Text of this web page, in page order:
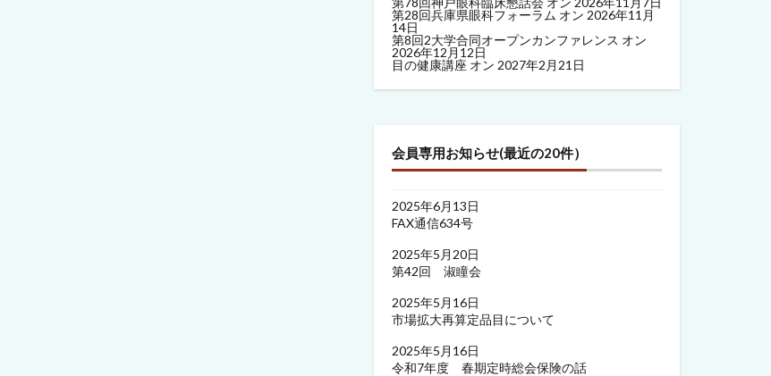
第28回兵庫県眼科フォーラム オン 2026年11月
14日
第8回2大学合同オープンカンファレンス オン
2026年12月12日
目の健康講座 オン 2027年2月21日
会員専用お知らせ(最近の20件）
2025年6月13日
FAX通信634号
2025年5月20日
第42回 淑瞳会
2025年5月16日
市場拡大再算定品目について
2025年5月16日
令和7年度 春期定時総会保険の話